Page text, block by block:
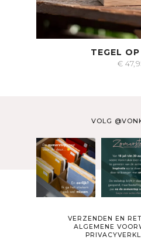
TEGEL
€
VOLG
VERZENDEN EN
ALGEMENE